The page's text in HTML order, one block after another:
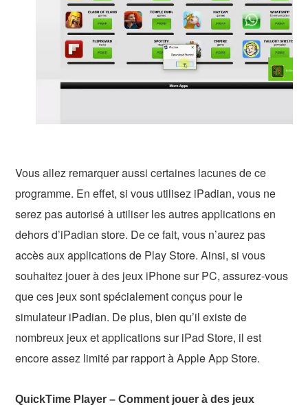
Vous allez remarquer aussi certaines lacunes de ce
programme. En effet, si vous utilisez iPadian, vous ne
serez pas autorisé à utiliser les autres applications en
dehors d’iPadian store. De ce fait, vous n’aurez pas
accès aux applications de Play Store. Ainsi, si vous
souhaitez jouer à des jeux iPhone sur PC, assurez-vous
que ces jeux sont spécialement conçus pour le
simulateur iPadian. De plus, bien qu’il existe de
nombreux jeux et applications sur iPad Store, il est
encore assez limité par rapport à Apple App Store.
QuickTime Player – Comment jouer à des jeux